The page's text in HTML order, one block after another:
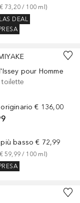
€ 73,20 / 100 ml)
DEAL
pour Homme
toilette
€ 136,00
basso € 72,99
€ 59,99 / 100 ml)